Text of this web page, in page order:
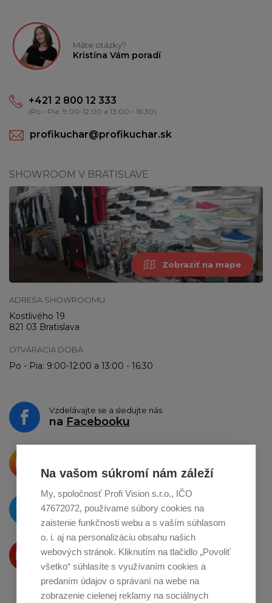
Máte otázky?
Kristína Vám poradí
+421 2 800 12 333
(Po - Pia: 9:00-12:00 a 13:00 - 16:30)
profikuchar@profikuchar.sk
SHOWROOM V BRATISLAVE
Zobraziť na mape
ADRESA SHOWROOMU
Kostlivého 19
821 03 Bratislava
OTVÁRACIA DOBA
Po - Pia: 9:00-12:00 a 13:00 - 16:30
Vzdelávajte se a sledujte nás
na Facebooku
o zdieľanie naInstagrame
O novinkách píšeme
naTwitteri
Produkty Vám predstavujeme
na Youtube
Na vašom súkromí nám záleží
My, spoločnosť Profi Vision s.r.o., IČO
47672072, používame súbory cookies na
zaistenie funkčnosti webu a s vaším súhlasom
o. i. aj na personalizáciu obsahu našich
webových stránok. Kliknutím na tlačidlo „Povoliť
všetko“ súhlasíte s využívaním cookies a
predaním údajov o správaní na webe na
zobrazenie cielenej reklamy na sociálnych